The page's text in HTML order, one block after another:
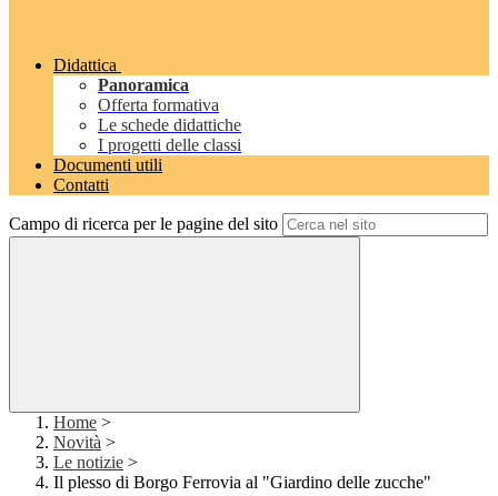
Didattica
Panoramica
Offerta formativa
Le schede didattiche
I progetti delle classi
Documenti utili
Contatti
Campo di ricerca per le pagine del sito
Home >
Novità >
Le notizie >
Il plesso di Borgo Ferrovia al "Giardino delle zucche"